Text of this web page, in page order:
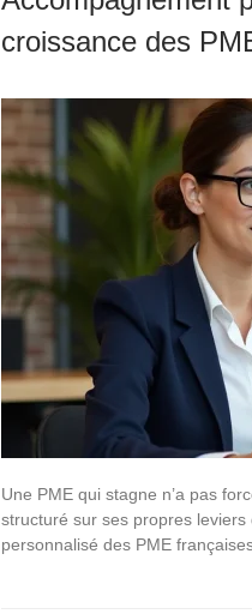
croissance des
Une PME qui stagne n’a pas
structuré sur ses propres leviers
personnalisé des PME